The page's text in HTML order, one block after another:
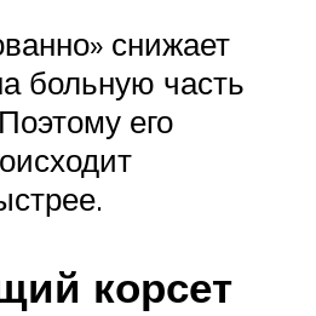
снижает
больную часть
его
корсет